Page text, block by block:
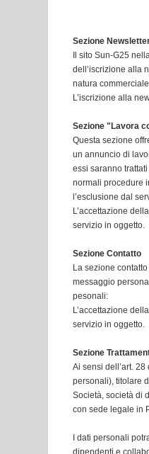
Sezione
Il sito Sun-G25
dell’iscrizione alla
natura
L’iscrizione alla
Sezione "Lavora
Questa sezione
un annuncio di
essi saranno
normali procedure
l’esclusione dal
L’accettazione
servizio in oggetto.
Sezione Contatto
La sezione
messaggio
pesonali:
L’accettazione
servizio in oggetto.
Sezione
Ai sensi dell’art.
personali), titolare
Società, società di
con sede legale in
I dati personali
dipendenti e